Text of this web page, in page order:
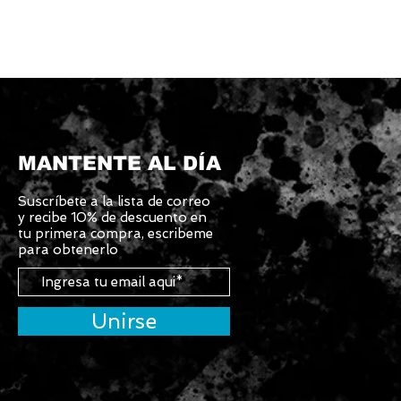
MANTENTE AL DÍA
Suscríbetea la lista de correo
y recibe 10% de descuento en
tu primera compra, escribeme
para obtenerlo
Unirse